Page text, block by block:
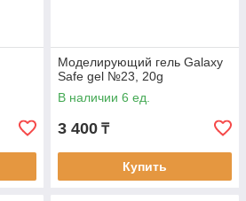
Моделирующий гель Galaxy
Safe gel №23, 20g
В наличии 6 ед.
3 400 ₸
Купить